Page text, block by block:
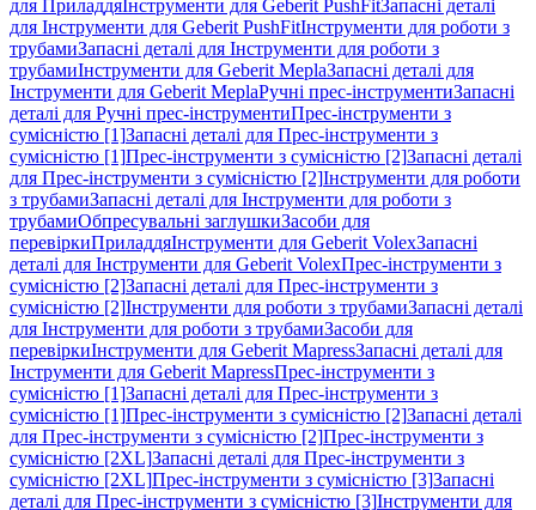
для ПриладдяІнструменти для Geberit PushFitЗапасні деталі
для Інструменти для Geberit PushFitІнструменти для роботи з
трубамиЗапасні деталі для Інструменти для роботи з
трубамиІнструменти для Geberit MeplaЗапасні деталі для
Інструменти для Geberit MeplaРучні прес-інструментиЗапасні
деталі для Ручні прес-інструментиПрес-інструменти з
сумісністю [1]Запасні деталі для Прес-інструменти з
сумісністю [1]Прес-інструменти з сумісністю [2]Запасні деталі
для Прес-інструменти з сумісністю [2]Інструменти для роботи
з трубамиЗапасні деталі для Інструменти для роботи з
трубамиОбпресувальні заглушкиЗасоби для
перевіркиПриладдяІнструменти для Geberit VolexЗапасні
деталі для Інструменти для Geberit VolexПрес-інструменти з
сумісністю [2]Запасні деталі для Прес-інструменти з
сумісністю [2]Інструменти для роботи з трубамиЗапасні деталі
для Інструменти для роботи з трубамиЗасоби для
перевіркиІнструменти для Geberit MapressЗапасні деталі для
Інструменти для Geberit MapressПрес-інструменти з
сумісністю [1]Запасні деталі для Прес-інструменти з
сумісністю [1]Прес-інструменти з сумісністю [2]Запасні деталі
для Прес-інструменти з сумісністю [2]Прес-інструменти з
сумісністю [2XL]Запасні деталі для Прес-інструменти з
сумісністю [2XL]Прес-інструменти з сумісністю [3]Запасні
деталі для Прес-інструменти з сумісністю [3]Інструменти для